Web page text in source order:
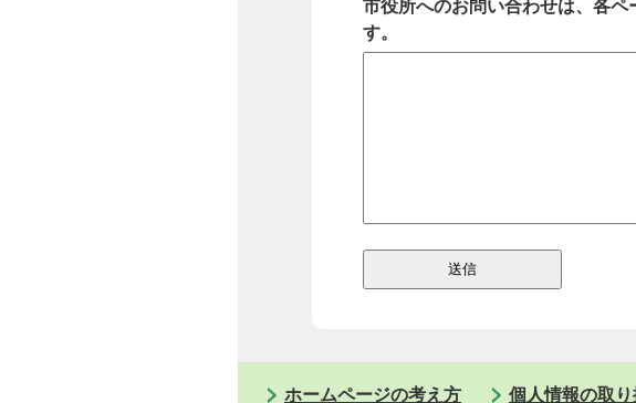
市役所へのお問い合わせは、各
す。
ホームページの考え方 個人情報の取